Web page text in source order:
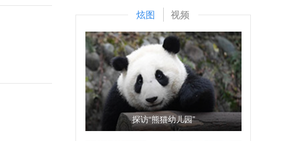
炫图 视频
探访“熊猫幼儿园”